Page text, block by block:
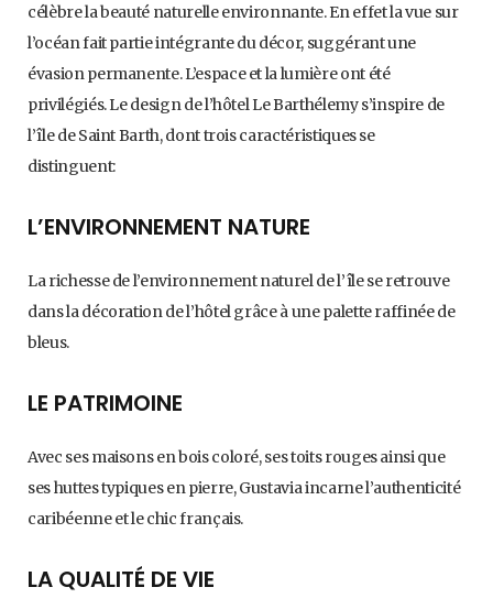
célèbre la beauté naturelle environnante. En effet la vue sur
l’océan fait partie intégrante du décor, suggérant une
évasion permanente. L’espace et la lumière ont été
privilégiés. Le design de l’hôtel Le Barthélemy s’inspire de
l’île de Saint Barth, dont trois caractéristiques se
distinguent:
L’ENVIRONNEMENT NATURE
La richesse de l’environnement naturel de l’île se retrouve
dans la décoration de l’hôtel grâce à une palette raffinée de
bleus.
LE PATRIMOINE
Avec ses maisons en bois coloré, ses toits rouges ainsi que
ses huttes typiques en pierre, Gustavia incarne l’authenticité
caribéenne et le chic français.
LA QUALITÉ DE VIE